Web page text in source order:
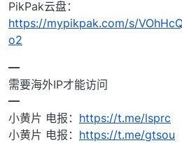
PikPak云盘：
https://mypikpak.com/s/
o2
━
需要海外IP才能访问
━
小黄片 电报： https://t.me/lsprc
小黄片 电报： https://t.me/gtsou